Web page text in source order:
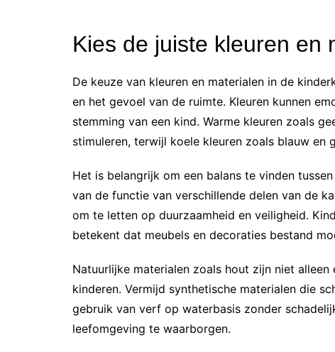
Kies de juiste kleuren en
De keuze van kleuren en materialen in de
en het gevoel van de ruimte. Kleuren kunnen
stemming van een kind. Warme kleuren zoals
stimuleren, terwijl koele kleuren zoals blauw en
Het is belangrijk om een balans te vinden
van de functie van verschillende delen van de
om te letten op duurzaamheid en veiligheid.
betekent dat meubels en decoraties bestand
Natuurlijke materialen zoals hout zijn niet
kinderen. Vermijd synthetische materialen die
gebruik van verf op waterbasis zonder
leefomgeving te waarborgen.